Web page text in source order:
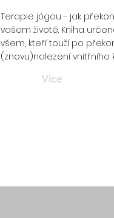
Terapie jógou - jak
vašem životě. Kniha
všem, kteří touží po
(znovu)nalezení vnitřního
Více